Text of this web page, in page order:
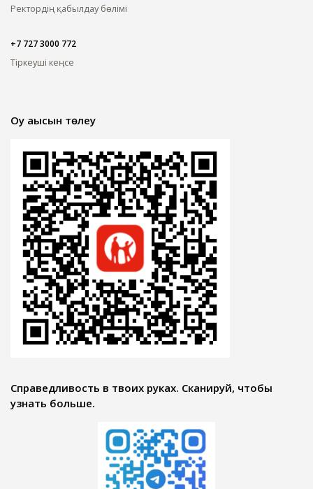
Ректордің қабылдау бөлімі
+7 727 3000 772
Тіркеуші кеңсе
Оқу ақысын төлеу
Справедливость в твоих руках. Сканируй, чтобы
узнать больше.